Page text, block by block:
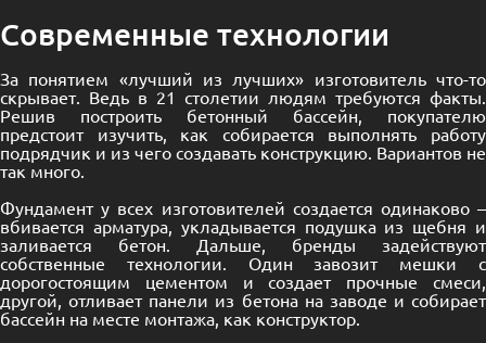
Современные технологии
За понятием «лучший из лучших» изготовитель что-то
скрывает. Ведь в 21 столетии людям требуются факты.
Решив построить бетонный бассейн, покупателю
предстоит изучить, как собирается выполнять работу
подрядчик и из чего создавать конструкцию. Вариантов не
так много.
Фундамент у всех изготовителей создается одинаково –
вбивается арматура, укладывается подушка из щебня и
заливается бетон. Дальше, бренды задействуют
собственные технологии. Один завозит мешки с
дорогостоящим цементом и создает прочные смеси,
другой, отливает панели из бетона на заводе и собирает
бассейн на месте монтажа, как конструктор.